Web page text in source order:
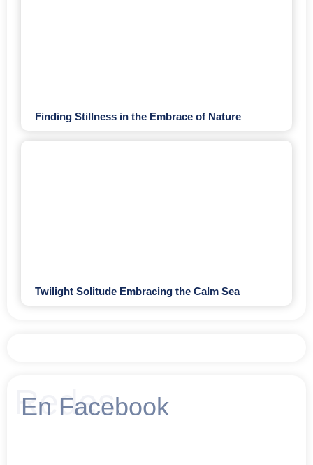
Finding Stillness in the Embrace of Nature
Twilight Solitude Embracing the Calm Sea
Redes
En Facebook